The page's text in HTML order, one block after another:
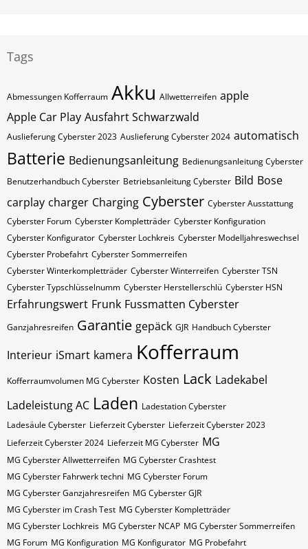
Tags
Abmessungen Kofferraum Akku Allwetterreifen apple
Apple Car Play Ausfahrt Schwarzwald
Auslieferung Cyberster 2023 Auslieferung Cyberster 2024 automatisch
Batterie Bedienungsanleitung Bedienungsanleitung Cyberster
Benutzerhandbuch Cyberster Betriebsanleitung Cyberster Bild Bose
carplay charger Charging Cyberster Cyberster Ausstattung
Cyberster Forum Cyberster Kompletträder Cyberster Konfiguration
Cyberster Konfigurator Cyberster Lochkreis Cyberster Modelljahreswechsel
Cyberster Probefahrt Cyberster Sommerreifen
Cyberster Winterkompletträder Cyberster Winterreifen Cyberster​​​​ TSN
Cyberster​​​​ Typschlüsselnumm Cyberster​​​​​ Herstellerschlü Cyberster​​​​​ HSN
Erfahrungswert Frunk Fussmatten Cyberster
Ganzjahresreifen Garantie gepäck GJR Handbuch Cyberster
Interieur iSmart kamera Kofferraum
Kofferraumvolumen MG Cyberster Kosten Lack Ladekabel
Ladeleistung AC Laden Ladestation Cyberster
Ladesäule Cyberster Lieferzeit Cyberster Lieferzeit Cyberster 2023
Lieferzeit Cyberster 2024 Lieferzeit MG Cyberster MG
MG Cyberster Allwetterreifen MG Cyberster Crashtest
MG Cyberster Fahrwerk techni MG Cyberster Forum
MG Cyberster Ganzjahresreifen MG Cyberster GJR
MG Cyberster im Crash Test MG Cyberster Kompletträder
MG Cyberster Lochkreis MG Cyberster NCAP MG Cyberster Sommerreifen
MG Forum MG Konfiguration MG Konfigurator MG Probefahrt